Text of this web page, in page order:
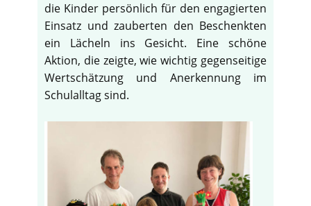
die Kinder persönlich für den engagierten
Einsatz und zauberten den Beschenkten
ein Lächeln ins Gesicht. Eine schöne
Aktion, die zeigte, wie wichtig gegenseitige
Wertschätzung und Anerkennung im
Schulalltag sind.